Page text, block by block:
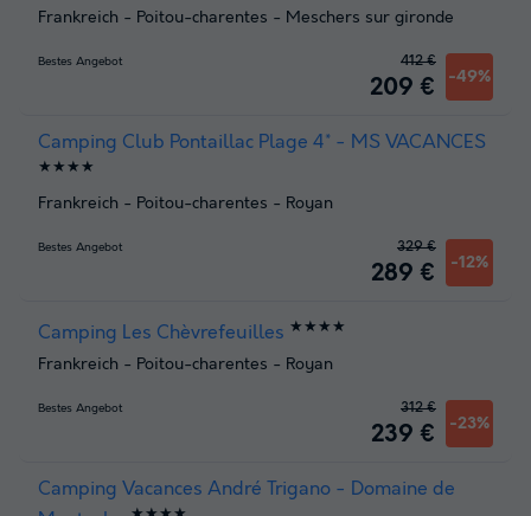
Frankreich - Poitou-charentes - Meschers sur gironde
Bestes Angebot
209 € -49%
412 €
Camping Club Pontaillac Plage 4* - MS VACANCES
★★★★
Frankreich - Poitou-charentes - Royan
Bestes Angebot
289 € -12%
329 €
Camping Les Chèvrefeuilles ★★★★
Frankreich - Poitou-charentes - Royan
Bestes Angebot
239 € -23%
312 €
Camping Vacances André Trigano - Domaine de